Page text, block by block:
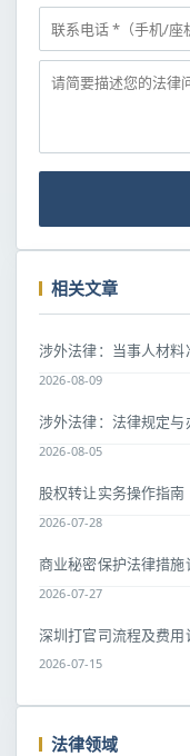
相关文章
涉外法律：当事人材料
2026-08-09
涉外法律：法律规定与
2026-08-05
股权转让实务操作指南
2026-07-28
商业秘密保护法律措施
2026-07-27
深圳打官司流程及费用
2026-07-15
法律领域